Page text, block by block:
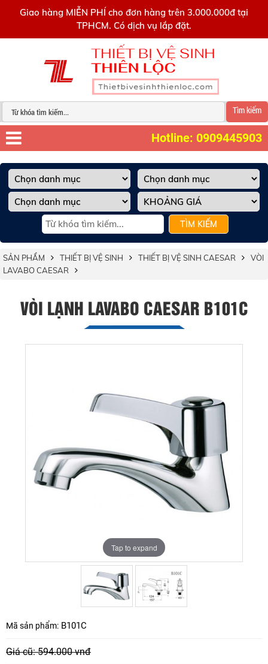
Giao hàng MIỄN PHÍ cho đơn hàng trên 3.000.000đ tại
TPHCM. Có dịch vụ lắp đặt.
Tìm kiếm
Hotline: 0909445903
TÌM KIẾM
SẢN PHẨM THIẾT BỊ VỆ SINH THIẾT BỊ VỆ SINH CAESAR
VÒI
LAVABO CAESAR
VÒI LẠNH LAVABO CAESAR B101C
Tap to expand
Tap to expand
Mã sản phẩm: B101C
Giá cũ: 594.000 vnđ
0909445903